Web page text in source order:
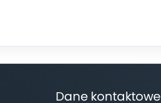
Dane kontaktowe